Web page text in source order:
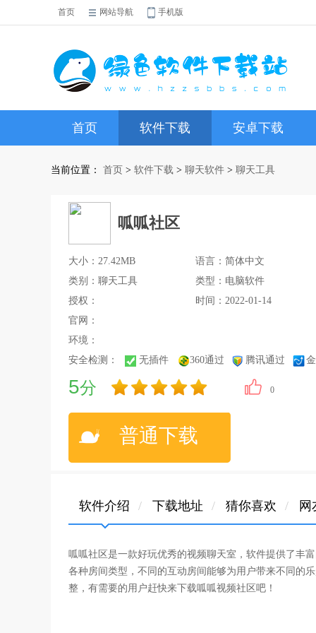
首页 网站导航 手机版
首页 软件下载 安卓下载
当前位置： 首页 > 软件下载 > 聊天软件 > 聊天工具
呱呱社区
大小：27.42MB
语言：简体中文
类别：聊天工具
类型：电脑软件
授权：
时间：2022-01-14
官网：
环境：
安全检测：
无插件 360通过 腾讯通过
0
5分
普通下载
软件介绍 / 下载地址 / 猜你喜欢 / 网
呱呱社区是一款好玩优秀的视频聊天室，软件提供了丰
各种房间类型，不同的互动房间能够为用户带来不同的
整，有需要的用户赶快来下载呱呱视频社区吧！